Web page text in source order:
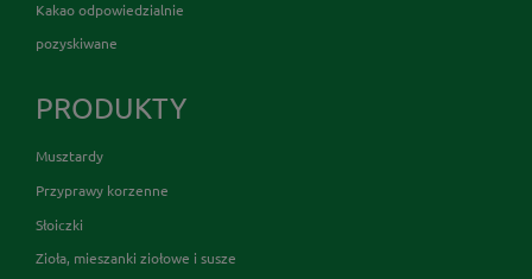
Kakao odpowiedzialnie
pozyskiwane
PRODUKTY
Musztardy
Przyprawy korzenne
Słoiczki
Zioła, mieszanki ziołowe i susze